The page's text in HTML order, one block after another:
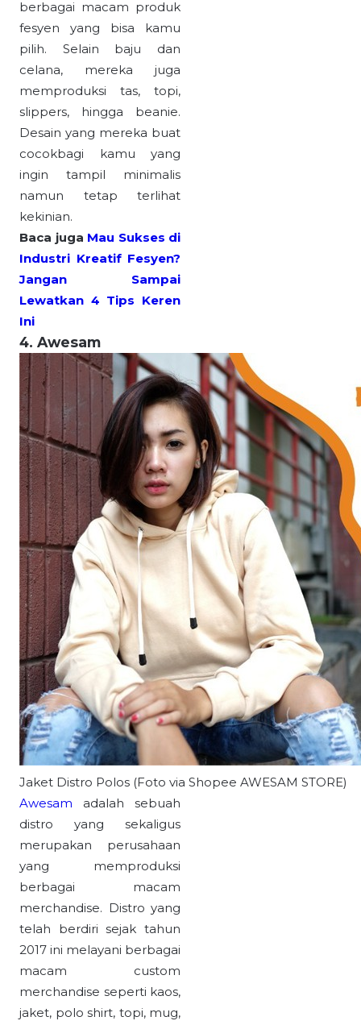
berbagai macam produk
fesyen yang bisa kamu
pilih. Selain baju dan
celana, mereka juga
memproduksi tas, topi,
slippers, hingga beanie.
Desain yang mereka buat
cocokbagi kamu yang
ingin tampil minimalis
namun tetap terlihat
kekinian.
Baca juga Mau Sukses di
Industri Kreatif Fesyen?
Jangan Sampai
Lewatkan 4 Tips Keren
Ini
4. Awesam
Jaket Distro Polos (Foto via Shopee AWESAM STORE)
Awesam adalah sebuah
distro yang sekaligus
merupakan perusahaan
yang memproduksi
berbagai macam
merchandise. Distro yang
telah berdiri sejak tahun
2017 ini melayani berbagai
macam custom
merchandise seperti kaos,
jaket, polo shirt, topi, mug,